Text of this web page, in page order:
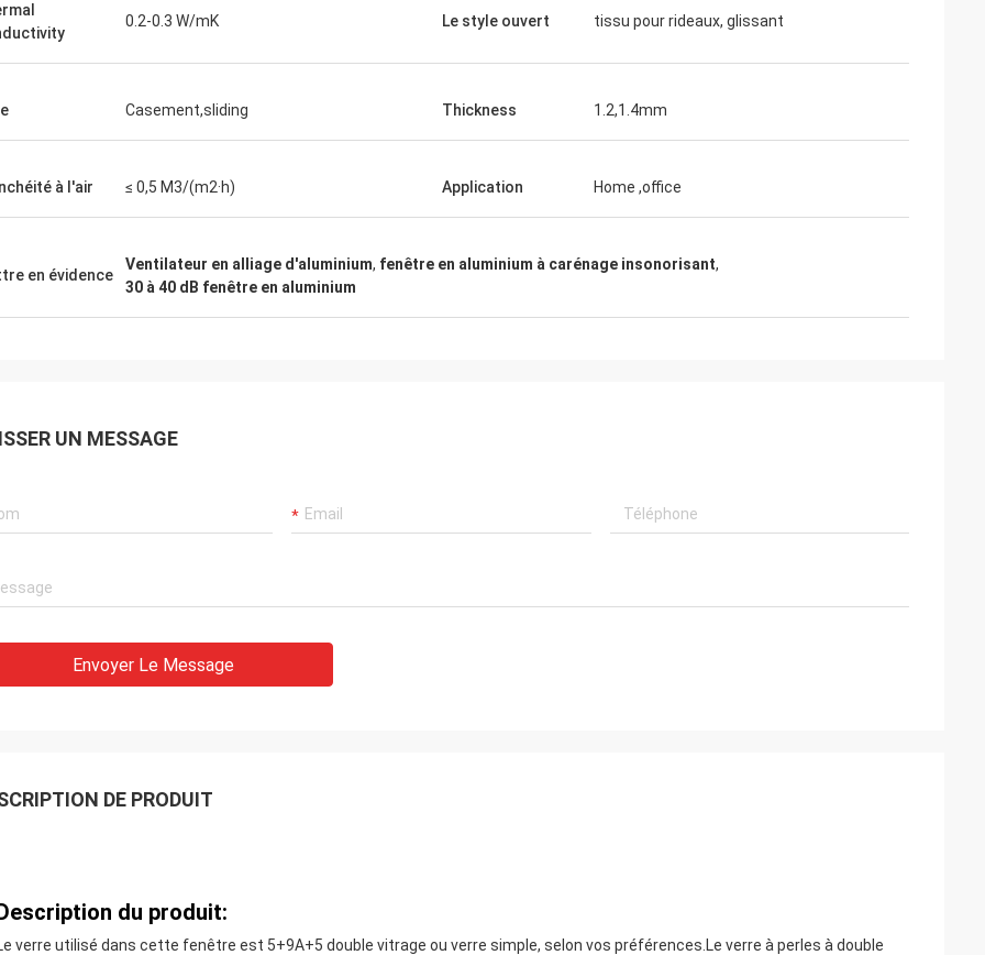
0.2-0.3 W/mK Le style ouvert tissu pour rideaux, glissant
Casement,sliding Thickness 1.2,1.4mm
à l'air ≤ 0,5 M3/(m2·h) Application Home ,office
en évidence
Ventilateur en alliage d'aluminium, fenêtre en aluminium à carénage insonorisant,
30 à 40 dB fenêtre en aluminium
UN MESSAGE
Envoyer Le Message
DE PRODUIT
du produit:
verre utilisé dans cette fenêtre est 5+9A+5 double vitrage ou verre simple, selon vos préférences.Le verre à perles à double